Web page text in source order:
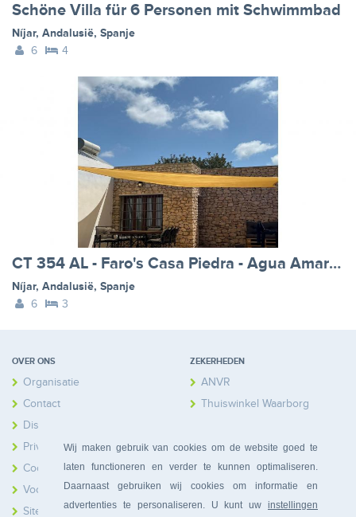
Wij maken gebruik van cookies om de website goed te
laten functioneren en verder te kunnen optimaliseren.
Daarnaast gebruiken wij cookies om informatie en
advertenties te personaliseren. U kunt uw instellingen
Schöne Villa für 6 Personen mit Schwimmbad
Níjar, Andalusië, Spanje
6
4
CT 354 AL - Faro's Casa Piedra - Agua Amarga - Cabo de Gata
Níjar, Andalusië, Spanje
6
3
OVER ONS
Organisatie
Contact
Disclaimer
Privacy
Cookies
Voorwaarden
Sitemap
ZEKERHEDEN
ANVR
Thuiswinkel Waarborg